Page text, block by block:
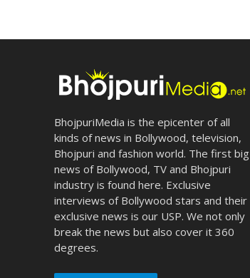
BhojpuriMedia is the epicenter of all
kinds of news in Bollywood, television,
Bhojpuri and fashion world. The first big
news of Bollywood, TV and Bhojpuri
industry is found here. Exclusive
interviews of Bollywood stars and their
exclusive news is our USP. We not only
break the news but also cover it 360
degrees.